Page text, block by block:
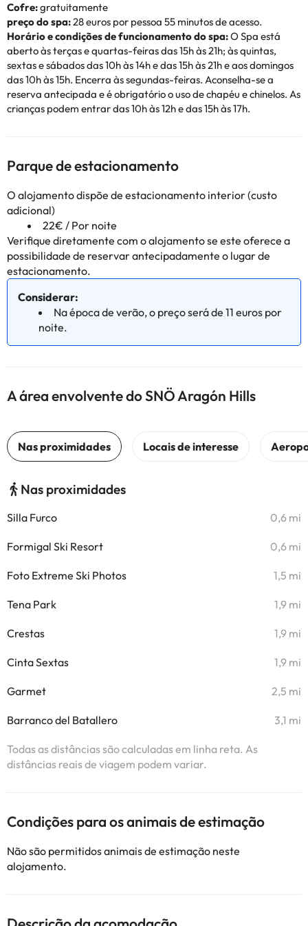
Cofre:gratuitamente
preço do spa:28 euros por pessoa 55 minutos de acesso.
Horário e condições de funcionamento do spa:O Spa está
aberto às terças e quartas-feiras das 15h às 21h; às quintas,
sextas e sábados das 10h às 14h e das 15h às 21h e aos domingos
das 10h às 15h. Encerra às segundas-feiras. Aconselha-se a
reserva antecipada e é obrigatório o uso de chapéu e chinelos. As
crianças podem entrar das 10h às 12h e das 15h às 17h.
Parque de estacionamento
O alojamento dispõe de estacionamento interior (custo
adicional)
22€ / Por noite
Verifique diretamente com o alojamento se este oferece a
possibilidade de reservar antecipadamente o lugar de
estacionamento.
Considerar:
Na época de verão, o preço será de 11 euros por
noite.
A área envolvente do SNÖ Aragón Hills
Nas proximidades
Silla Furco 0,6 mi
Formigal Ski Resort 0,6 mi
Foto Extreme Ski Photos 1,5 mi
Tena Park 1,9 mi
Crestas 1,9 mi
Cinta Sextas 1,9 mi
Garmet 2,5 mi
Barranco del Batallero 3,1 mi
Todas as distâncias são calculadas em linha reta. As
distâncias reais de viagem podem variar.
Condições para os animais de estimação
Não são permitidos animais de estimação neste
alojamento.